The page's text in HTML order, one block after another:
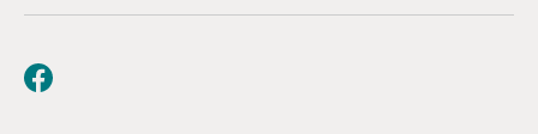
Besök oss på facebook